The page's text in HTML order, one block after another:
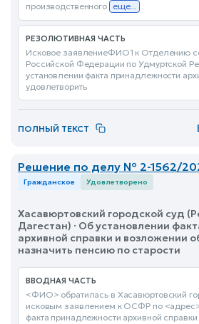
производственного еще...
РЕЗОЛЮТИВНАЯ ЧАСТЬ
Исковое заявлениеФИО1 к Отделению
Российской Федерации по Удмуртской
установлении факта принадлежности
удовлетворить
ПОЛНЫЙ ТЕКСТ
Решение по делу № 2-1562/
Гражданское Удовлетворено
Хасавюртовский городской суд
Дагестан) · Об установлении
архивной справки и возложении
назначить пенсию по старости
ВВОДНАЯ ЧАСТЬ
<ФИО> обратилась в Хасавюртовский
исковым заявлением к ОСФР по
факта принадлежности архивной